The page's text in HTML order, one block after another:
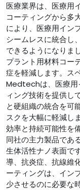
医療業界は、医療用
コーティングから多
により、医療用イン
シームレスに統合し
できるようになりま
プラント用材料コー
症を軽減します。ス
Medtechは、医療用
ィング技術を提供し
と硬組織の統合を可
スクを大幅に軽減し
効率と持続可能性を
同社の主力製品であ
生体活性ナノ表面で
導、抗炎症、抗線維
ーティングは、イン
少させるのに必要な